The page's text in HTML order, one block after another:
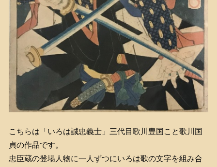
こちらは「いろは誠忠義士」三代目歌川豊国こと歌川国
貞の作品です。
忠臣蔵の登場人物に一人ずつにいろは歌の文字を組み合